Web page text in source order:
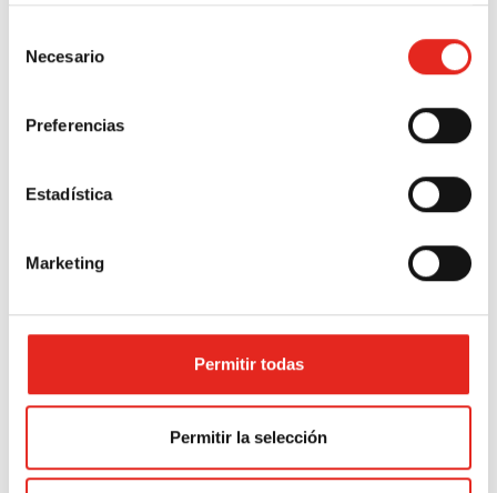
Necesario
Preferencias
Estadística
Marketing
Permitir todas
Permitir la selección
inexactos o, en su caso,
solicitar su supresión cuando,
entre otros motivos, los datos
ya no sean necesarios para los
circunstancias, las personas
interesadas podrán solicitar la
limitación del tratamiento de
únicamente los conservaremos
para el ejercicio o la defensa de
reclamaciones.
circunstancias y por motivos
relacionados con su situación